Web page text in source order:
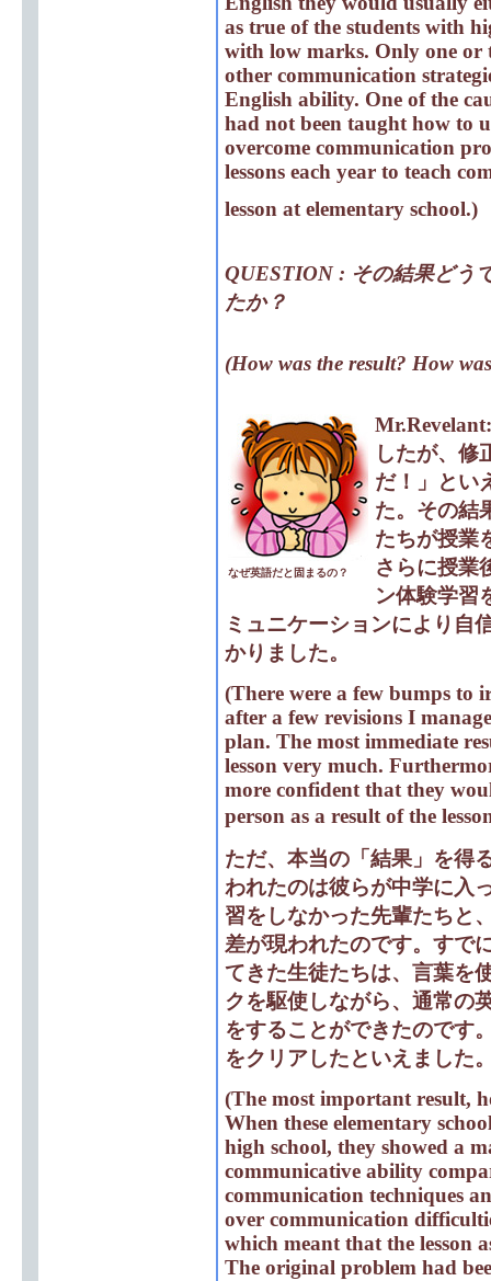
as true of the students with
with low marks. Only one or
other communication
English ability. One of the
had not been taught how to
overcome communication
lessons each year to teach
lesson at elementary school.)
QUESTION : その結果どう
たか？
(How was the result? How
なぜ英語だと固まるの？
したが、修
だ！」とい
た。その結
たちが授業
さらに授業
ン体験学習
ミュニケーションにより自
かりました。
(There were a few bumps to
after a few revisions I
plan. The most immediate
lesson very much.
more confident that they
person as a result of the
ただ、本当の「結果」を得
われたのは彼らが中学に入
習をしなかった先輩たちと
差が現われたのです。すで
てきた生徒たちは、言葉を
クを駆使しながら、通常の
をすることができたのです
をクリアしたといえました
(The most important result,
When these elementary
high school, they showed a
communicative ability
communication techniques
over communication
which meant that the lesson
The original problem had